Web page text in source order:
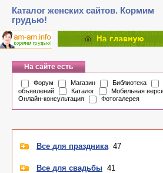
Каталог женских сайтов. Кормим
грудью!
На сайте есть
Форум Магазин Библиотека
объявлений
Каталог
Мобильная
Онлайн-консультация
Фотогалерея
Все для праздника 47
Все для свадьбы 41